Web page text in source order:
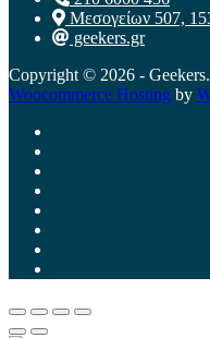
Μεσογείων 507,
geekers.gr
Copyright © 2026 -
Woocommerce Hosting by